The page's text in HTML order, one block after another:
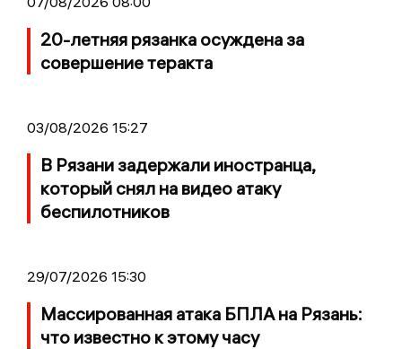
20-летняя рязанка осуждена за
совершение теракта
03/08/2026 15:27
В Рязани задержали иностранца,
который снял на видео атаку
беспилотников
29/07/2026 15:30
Массированная атака БПЛА на Рязань:
что известно к этому часу